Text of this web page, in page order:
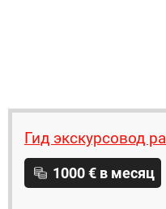
Гид экскурсовод
1000 € в месяц